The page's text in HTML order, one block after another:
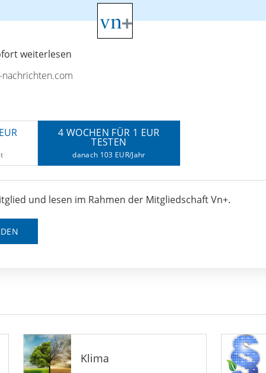
weiterlesen
4 WOCHEN FÜR 1 EUR
TESTEN
danach 103 EUR/Jahr
und lesen im Rahmen der Mitgliedschaft Vn+.
Klima